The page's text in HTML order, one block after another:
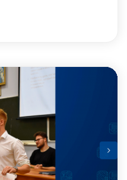
условий
нашего ВУЗа.
вопросам
к ведущему